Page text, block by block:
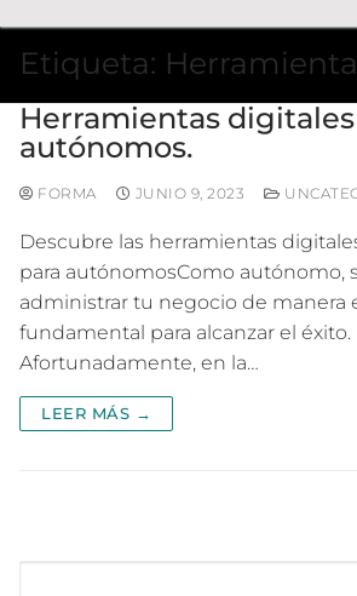
Etiqueta: Herramienta
Herramientas
autónomos.
FORMA JUNIO 9, 2023
Descubre las herramientas
para autónomosComo autónomo,
administrar tu negocio de manera
fundamental para alcanzar el éxito.
Afortunadamente, en la…
LEER MÁS →